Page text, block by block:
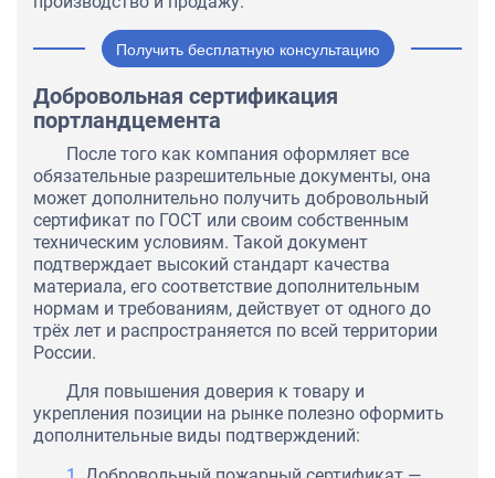
Получить бесплатную консультацию
Добровольная сертификация
портландцемента
После того как компания оформляет все
обязательные разрешительные документы, она
может дополнительно получить добровольный
сертификат по ГОСТ или своим собственным
техническим условиям. Такой документ
подтверждает высокий стандарт качества
материала, его соответствие дополнительным
нормам и требованиям, действует от одного до
трёх лет и распространяется по всей территории
России.
Для повышения доверия к товару и
укрепления позиции на рынке полезно оформить
дополнительные виды подтверждений: